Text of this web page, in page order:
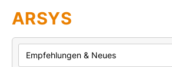
ARSYS